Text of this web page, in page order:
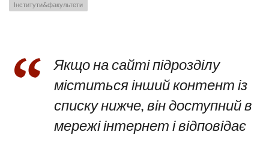
Інститути&факультети
Якщо на сайті підрозділу
міститься інший контент із
списку нижче, він доступний в
мережі інтернет і відповідає